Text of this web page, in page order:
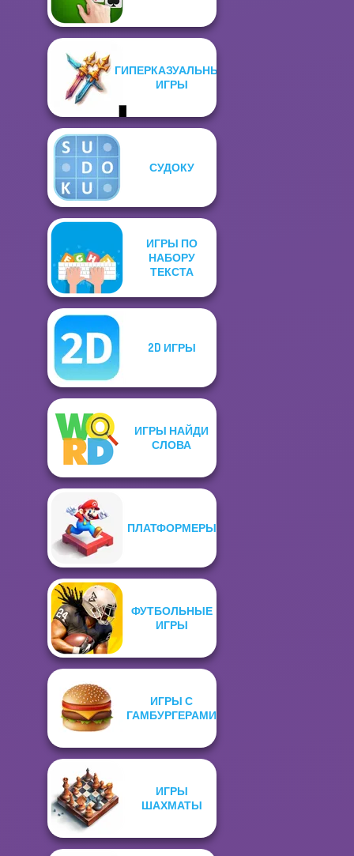
ГИПЕРКАЗУАЛЬНЫЕ
ИГРЫ
СУДОКУ
ИГРЫ ПО
НАБОРУ
ТЕКСТА
2D ИГРЫ
ИГРЫ НАЙДИ
СЛОВА
ПЛАТФОРМЕРЫ
ФУТБОЛЬНЫЕ
ИГРЫ
ИГРЫ С
ГАМБУРГЕРАМИ
ИГРЫ
ШАХМАТЫ